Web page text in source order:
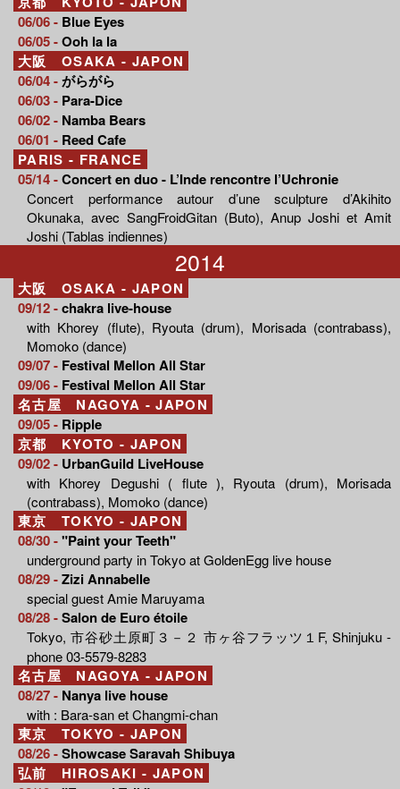
06/06 - Blue Eyes
06/05 -Ooh la la
大阪 OSAKA - JAPON
06/04 -がらがら
06/03 - Para-Dice
06/02 - Namba Bears
06/01 - Reed Cafe
PARIS - FRANCE
05/14 -Concert en duo - L’Inde rencontre l’Uchronie
Concert performance autour d’une sculpture d’Akihito
Okunaka, avec SangFroidGitan (Buto), Anup Joshi et Amit
Joshi (Tablas indiennes)
2014
大阪 OSAKA - JAPON
09/12 -chakra live-house
with Khorey (flute), Ryouta (drum), Morisada (contrabass),
Momoko (dance)
09/07 - Festival Mellon All Star
09/06 - Festival Mellon All Star
名古屋 NAGOYA - JAPON
09/05 - Ripple
京都 KYOTO - JAPON
09/02 - UrbanGuild LiveHouse
with Khorey Degushi ( flute ), Ryouta (drum), Morisada
(contrabass), Momoko (dance)
東京 TOKYO - JAPON
08/30 -"Paint your Teeth"
underground party in Tokyo at GoldenEgg live house
08/29 -Zizi Annabelle
special guest Amie Maruyama
08/28 -Salon de Euro étoile
Tokyo, 市谷砂土原町３－２ 市ヶ谷フラッツ１F, Shinjuku -
phone 03-5579-8283
名古屋 NAGOYA - JAPON
08/27 - Nanya live house
with : Bara-san et Changmi-chan
東京 TOKYO - JAPON
08/26 -Showcase Saravah Shibuya
弘前 HIROSAKI - JAPON